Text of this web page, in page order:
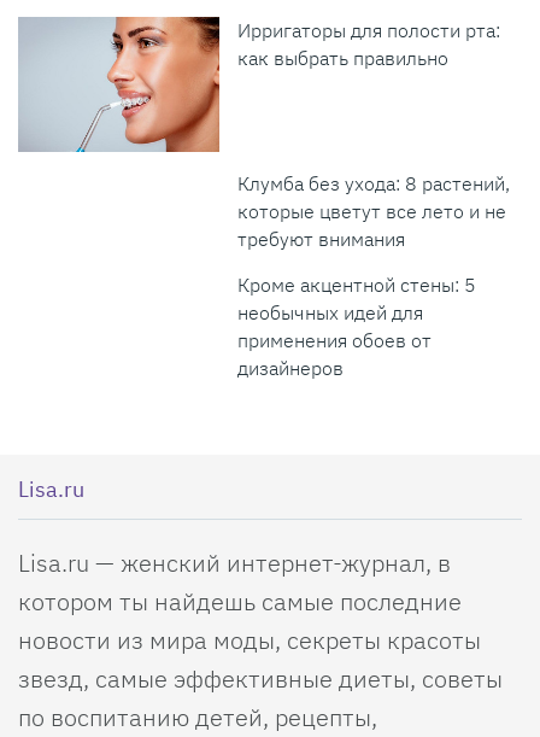
Ирригаторы для полости рта:
как выбрать правильно
Клумба без ухода: 8 растений,
которые цветут все лето и не
требуют внимания
Кроме акцентной стены: 5
необычных идей для
применения обоев от
дизайнеров
Lisa.ru
Lisa.ru — женский интернет-журнал, в
котором ты найдешь самые последние
новости из мира моды, секреты красоты
звезд, самые эффективные диеты, советы
по воспитанию детей, рецепты,